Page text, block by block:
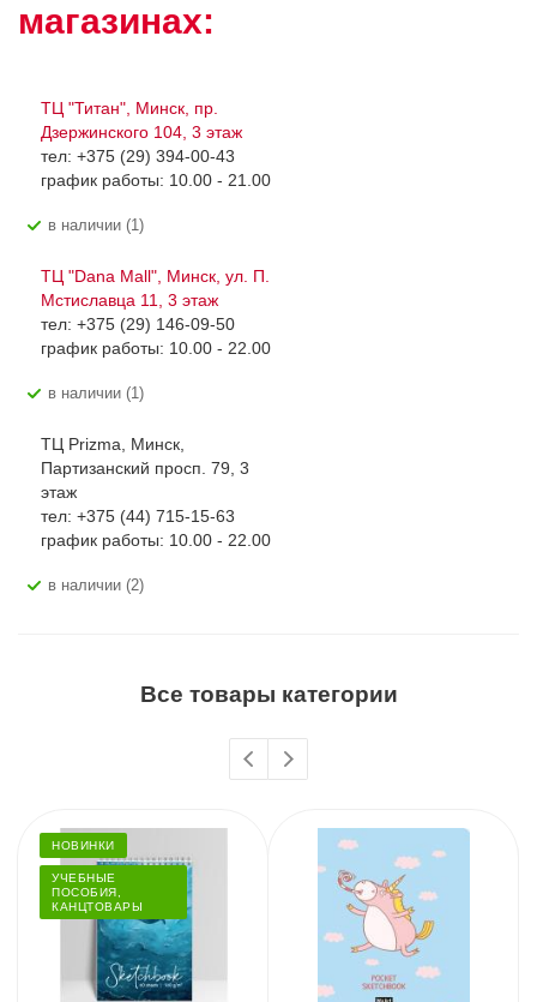
магазинах:
ТЦ "Титан", Минск, пр.
Дзержинского 104, 3 этаж
тел: +375 (29) 394-00-43
график работы: 10.00 - 21.00
В наличии (1)
ТЦ "Dana Mall", Минск, ул. П.
Мстиславца 11, 3 этаж
тел: +375 (29) 146-09-50
график работы: 10.00 - 22.00
В наличии (1)
ТЦ Prizma, Минск,
Партизанский просп. 79, 3
этаж
тел: +375 (44) 715-15-63
график работы: 10.00 - 22.00
В наличии (2)
Все товары категории
НОВИНКИ
УЧЕБНЫЕ
ПОСОБИЯ,
КАНЦТОВАРЫ